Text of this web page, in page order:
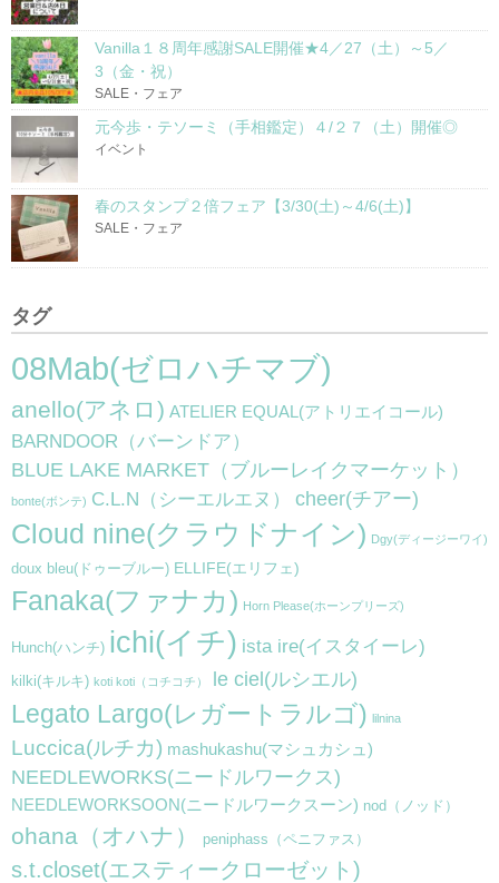
Vanilla１８周年感謝SALE開催★4／27（土）～5／
3（金・祝）
SALE・フェア
元今歩・テソーミ（手相鑑定）４/２７（土）開催◎
イベント
春のスタンプ２倍フェア【3/30(土)～4/6(土)】
SALE・フェア
タグ
08Mab(ゼロハチマブ)
anello(アネロ) ATELIER EQUAL(アトリエイコール)
BARNDOOR（バーンドア）
BLUE LAKE MARKET（ブルーレイクマーケット）
bonte(ボンテ) C.L.N（シーエルエヌ） cheer(チアー)
Cloud nine(クラウドナイン) Dgy(ディージーワイ)
doux bleu(ドゥーブルー) ELLIFE(エリフェ)
Fanaka(ファナカ) Horn Please(ホーンプリーズ)
Hunch(ハンチ) ichi(イチ) ista ire(イスタイーレ)
kilki(キルキ) koti koti（コチコチ） le ciel(ルシエル)
Legato Largo(レガートラルゴ) lilnina
Luccica(ルチカ) mashukashu(マシュカシュ)
NEEDLEWORKS(ニードルワークス)
NEEDLEWORKSOON(ニードルワークスーン) nod（ノッド）
ohana（オハナ） peniphass（ペニファス）
s.t.closet(エスティークローゼット)